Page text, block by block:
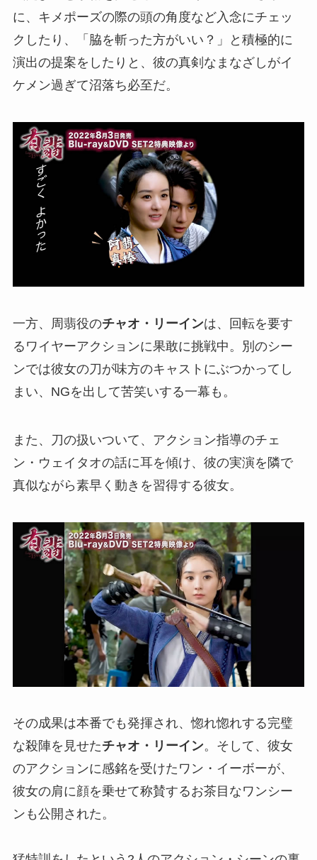
に、キメポーズの際の頭の角度など入念にチェッ
クしたり、「脇を斬った方がいい？」と積極的に
演出の提案をしたりと、彼の真剣なまなざしがイ
ケメン過ぎて沼落ち必至だ。
一方、周翡役のチャオ・リーインは、回転を要す
るワイヤーアクションに果敢に挑戦中。別のシー
ンでは彼女の刀が味方のキャストにぶつかってし
まい、NGを出して苦笑いする一幕も。
また、刀の扱いついて、アクション指導のチェ
ン・ウェイタオの話に耳を傾け、彼の実演を隣で
真似ながら素早く動きを習得する彼女。
その成果は本番でも発揮され、惚れ惚れする完璧
な殺陣を見せたチャオ・リーイン。そして、彼女
のアクションに感銘を受けたワン・イーボーが、
彼女の肩に顔を乗せて称賛するお茶目なワンシー
ンも公開された。